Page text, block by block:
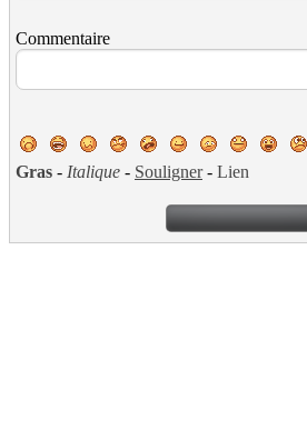
Commentaire
Gras - Italique - Souligner- Lien